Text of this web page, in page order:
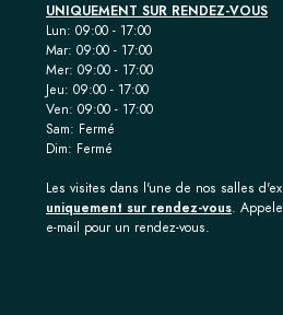
UNIQUEMENT SUR RENDEZ-VOUS
Lun: 09:00 - 17:00
Mar: 09:00 - 17:00
Mer: 09:00 - 17:00
Jeu: 09:00 - 17:00
Ven: 09:00 - 17:00
Sam: Fermé
Dim: Fermé
Les visites dans l'une de nos salles
uniquement sur rendez-vous.
e-mail pour un rendez-vous.